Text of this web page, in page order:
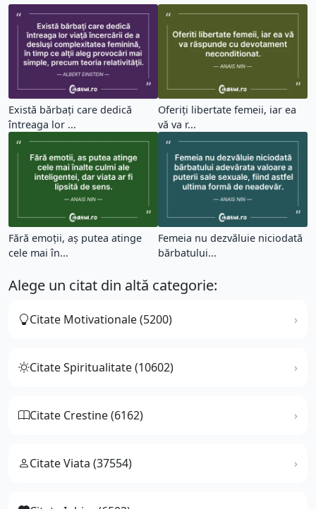
Există bărbaţi care dedică
întreaga lor ...
Oferiți libertate femeii, iar ea
vă va r...
Fără emoții, aș putea atinge
cele mai în...
Femeia nu dezvăluie niciodată
bărbatului...
Alege un citat din altă categorie:
Citate Motivationale (5200)
Citate Spiritualitate (10602)
Citate Crestine (6162)
Citate Viata (37554)